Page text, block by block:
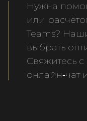
Нужна
или
Teams?
выбрать
Свяжитесь
онлайн‑чат